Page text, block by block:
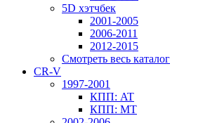
5D хэтчбек
2001-2005
2006-2011
2012-2015
Смотреть весь каталог
CR-V
1997-2001
КПП: AT
КПП: MT